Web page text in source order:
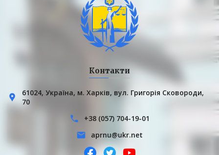
Контакти
61024, Українa, м. Харків, вул. Григорія Сковороди,
70
+38 (057) 704-19-01
aprnu@ukr.net